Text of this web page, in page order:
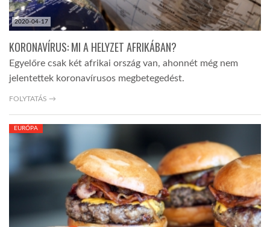
A NAP SZÉPE
LINKTR.EE
GLOBOBOOK
2020-04-17
KORONAVÍRUS: MI A HELYZET AFRIKÁBAN?
Egyelőre csak két afrikai ország van, ahonnét még nem
jelentettek koronavírusos megbetegedést.
FOLYTATÁS →
EURÓPA